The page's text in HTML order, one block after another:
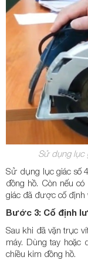
Sử dụng lục
Sử dụng lục giác số
đồng hồ. Còn nếu
giác đã được cố định
Bước 3: Cố định
Sau khi đã vặn trục
máy. Dùng tay
chiều kim đồng hồ.